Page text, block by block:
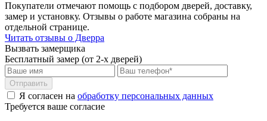
Покупатели отмечают помощь с подбором дверей, доставку,
замер и установку. Отзывы о работе магазина собраны на
отдельной странице.
Читать отзывы о Дверра
Вызвать замерщика
Бесплатный замер (от 2-х дверей)
Отправить
Я согласен на обработку персональных данных
Требуется ваше согласие